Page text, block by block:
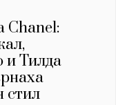
Chanel:
и Тилда
стил